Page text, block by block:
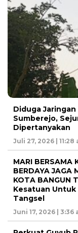
Diduga
Sumberejo,
Dipertanyakan
Juli 27, 2026 | 11:28
MARI BERSAMA
BERDAYA JAGA
KOTA BANGUN
Kesatuan Untuk
Tangsel
Juni 17, 2026 | 3:36